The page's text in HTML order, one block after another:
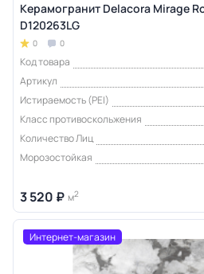
Керамогранит Delacora Mirage
D120263LG
0 0
Код товара
Артикул
Истираемость (PEI)
Класс противоскольжения
Количество Лиц
Морозостойкая
3 520 ₽ м2
Интернет-магазин